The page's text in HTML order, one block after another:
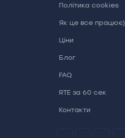
Політика cookies
Як це все працює)
Ціни
Блог
FAQ
RTE за 60 сек
Контакти